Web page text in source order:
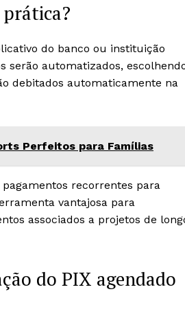
do banco ou instituição
serão automatizados,
debitados automaticamente na
Perfeitos para Famílias
recorrentes para
vantajosa para
associados a projetos de
do PIX agendado